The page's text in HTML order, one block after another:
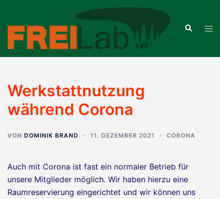
springen
Suche
Werkstattnutzung
während Corona
VON DOMINIK BRAND 11. DEZEMBER 2021 CORONA
Auch mit Corona ist fast ein normaler Betrieb für
unsere Mitglieder möglich. Wir haben hierzu eine
Raumreservierung eingerichtet und wir können uns